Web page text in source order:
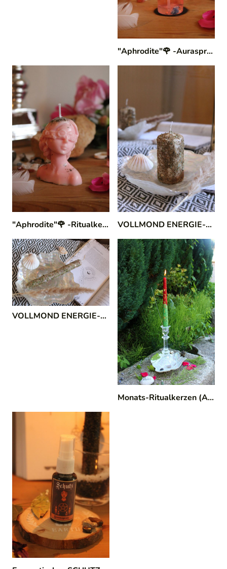
"Aphrodite"🌹 -Auraspray (innere Wahrheit)
"Aphrodite"🌹 -Ritualkerze (innere Wahrheit) |124/18
VOLLMOND ENERGIE-Ritualkerze 🌕 (Stumpenkerze)
VOLLMOND ENERGIE-Ritualkerze |114/41
Monats-Ritualkerzen (Abo) 🌞